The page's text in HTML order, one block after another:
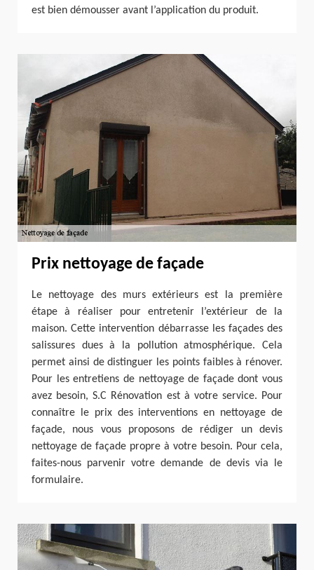
est bien démousser avant l’application du produit.
Prix nettoyage de façade
Le nettoyage des murs extérieurs est la première
étape à réaliser pour entretenir l’extérieur de la
maison. Cette intervention débarrasse les façades des
salissures dues à la pollution atmosphérique. Cela
permet ainsi de distinguer les points faibles à rénover.
Pour les entretiens de nettoyage de façade dont vous
avez besoin, S.C Rénovation est à votre service. Pour
connaître le prix des interventions en nettoyage de
façade, nous vous proposons de rédiger un devis
nettoyage de façade propre à votre besoin. Pour cela,
faites-nous parvenir votre demande de devis via le
formulaire.